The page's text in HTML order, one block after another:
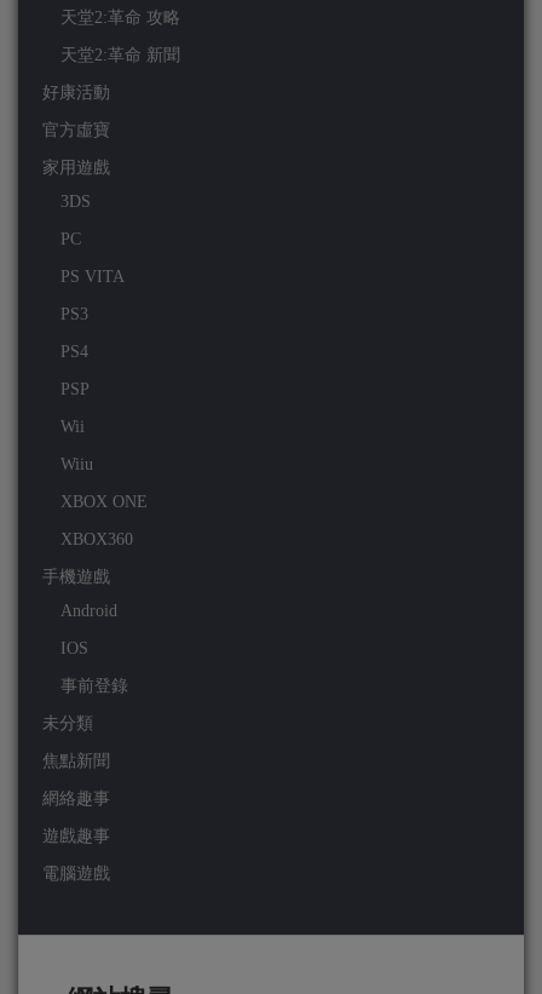
天堂2:革命 攻略
天堂2:革命 新聞
好康活動
官方虛寶
家用遊戲
3DS
PC
PS VITA
PS3
PS4
PSP
Wii
Wiiu
XBOX ONE
XBOX360
手機遊戲
Android
IOS
事前登錄
未分類
焦點新聞
網絡趣事
遊戲趣事
電腦遊戲